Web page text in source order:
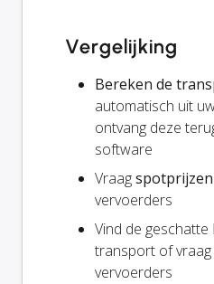
Vergelijking
Bereken de
automatisch uit
ontvang deze
software
Vraagspotprijzen
vervoerders
Vind de geschatte
transport of
vervoerders